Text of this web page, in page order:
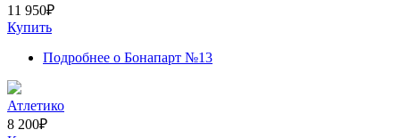
11 950₽
Купить
Подробнее о Бонапарт №13
Атлетико
8 200₽